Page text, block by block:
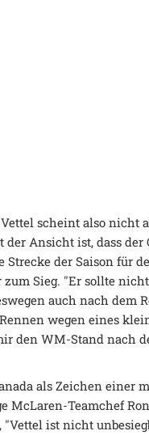
scheint also nicht
der Ansicht ist, dass
der Saison für
Sieg. "Er sollte
auch nach dem
wegen eines
den WM-Stand nach
als Zeichen einer
McLaren-Teamchef
"Vettel ist nicht